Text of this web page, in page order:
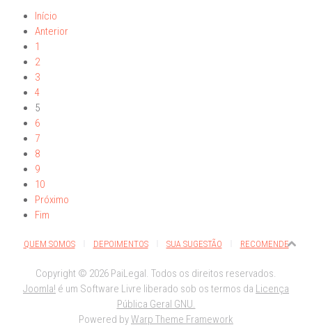
Início
Anterior
1
2
3
4
5
6
7
8
9
10
Próximo
Fim
QUEM SOMOS DEPOIMENTOS SUA SUGESTÃO RECOMENDE
Copyright © 2026 PaiLegal. Todos os direitos reservados.
Joomla! é um Software Livre liberado sob os termos da Licença
Pública Geral GNU.
Powered byWarp Theme Framework